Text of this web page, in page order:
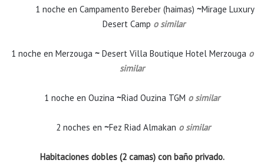
1 noche en Campamento Bereber (haimas) ~Mirage Luxury
Desert Camp o similar
1 noche en Merzouga~ Desert Villa Boutique Hotel Merzougao
similar
1 noche en Ouzina ~Riad Ouzina TGM o similar
2 noches en ~Fez Riad Almakan o similar
Habitaciones dobles (2 camas) con baño privado.